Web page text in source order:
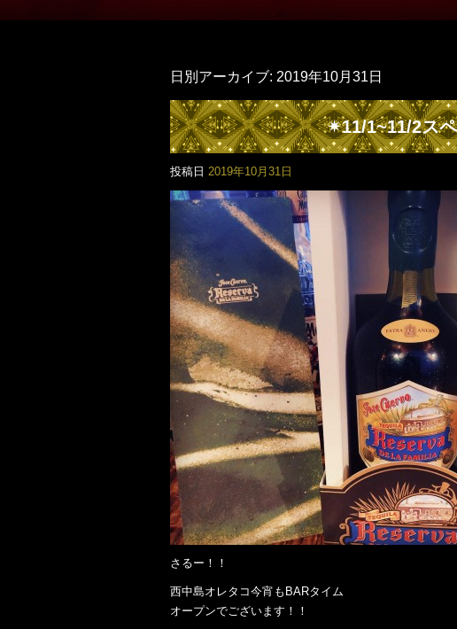
日別アーカイブ: 2019年10月31日
✴︎11/1~11/2ス
投稿日 2019年10月31日
さるー！！
西中島オレタコ今宵もBARタイム
オープンでございます！！